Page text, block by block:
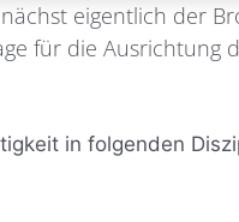
eigentlich der
für die Ausrichtung
in folgenden